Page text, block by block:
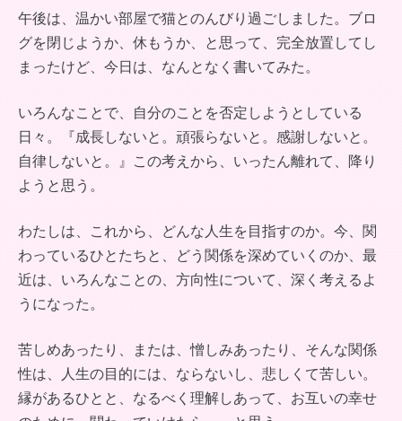
午後は、温かい部屋で猫とのんびり過ごしました。ブロ
グを閉じようか、休もうか、と思って、完全放置してし
まったけど、今日は、なんとなく書いてみた。
いろんなことで、自分のことを否定しようとしている
日々。『成長しないと。頑張らないと。感謝しないと。
自律しないと。』この考えから、いったん離れて、降り
ようと思う。
わたしは、これから、どんな人生を目指すのか。今、関
わっているひとたちと、どう関係を深めていくのか、最
近は、いろんなことの、方向性について、深く考えるよ
うになった。
苦しめあったり、または、憎しみあったり、そんな関係
性は、人生の目的には、ならないし、悲しくて苦しい。
縁があるひとと、なるべく理解しあって、お互いの幸せ